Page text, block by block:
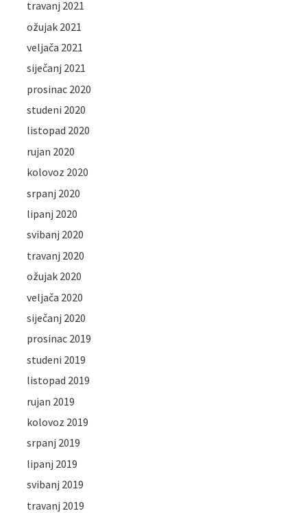
travanj 2021
ožujak 2021
veljača 2021
siječanj 2021
prosinac 2020
studeni 2020
listopad 2020
rujan 2020
kolovoz 2020
srpanj 2020
lipanj 2020
svibanj 2020
travanj 2020
ožujak 2020
veljača 2020
siječanj 2020
prosinac 2019
studeni 2019
listopad 2019
rujan 2019
kolovoz 2019
srpanj 2019
lipanj 2019
svibanj 2019
travanj 2019